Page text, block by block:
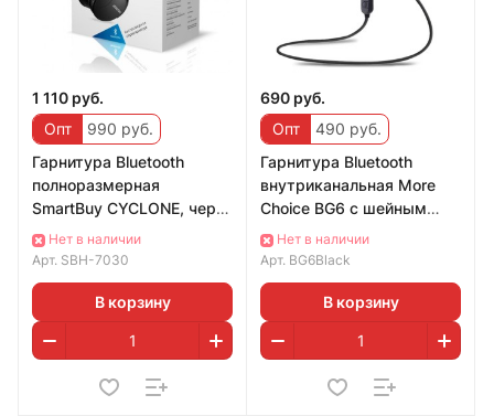
1 110 руб.
Опт
990 руб.
Гарнитура Bluetooth
полноразмерная
SmartBuy CYCLONE, черн
FM, MP3, складные,
(SBH-7030)/40/
Нет в наличии
Арт. SBH-7030
В корзину
690 руб.
Опт
490 руб.
Гарнитура Bluetooth
внутриканальная More
Choice BG6 с шейным
шнурком + сумочка для
наушников (Black)
Нет в наличии
Арт. BG6Black
В корзину